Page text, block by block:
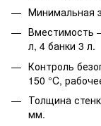
Минимальная
Вместимость
л, 4 банки 3 л.
Контроль
150 °C,
Толщина
мм.